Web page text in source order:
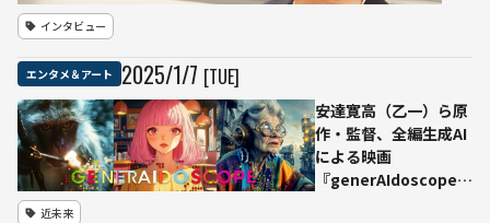
した研
しい」
機械翻
求する
Mantra
タメ
か？
進化
インタビュー
エンタメ＆アート 2025/1/7 [TUE]
安達寛高（乙一）ら原
作・監督、全編生成AI
による映画
『generAIdoscope：
近未来